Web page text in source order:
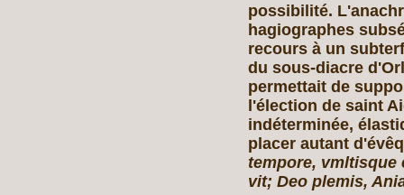
possibilité.
hagiographes
recours à un
du sous-diacre
permettait de
l'élection de saint
indéterminée,
placer autant
tempore, vmltisque
vit; Deo plemis,